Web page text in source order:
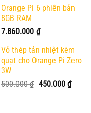
Orange Pi 6 phiên bản
8GB RAM
7.860.000 ₫
Vỏ thép tản nhiệt kèm
quạt cho Orange Pi Zero
3W
500.000₫ Giá
450.000 ₫Giá